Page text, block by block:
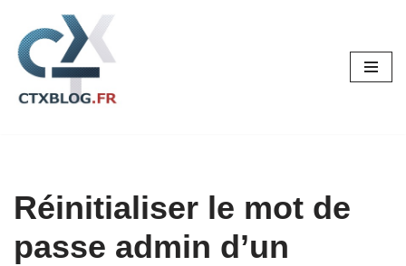
Skip
to
content
Réinitialiser le mot de
passe admin d’un